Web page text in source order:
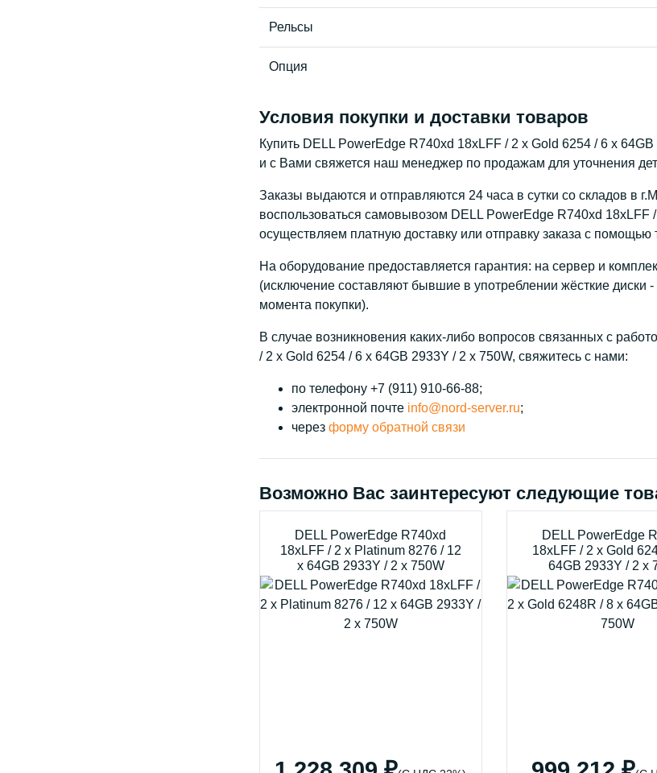
Рельсы
Опция
Условия покупки и доставки товаров
Купить DELL PowerEdge R740xd 18xLFF / 2 x Gold 6254 / 6 x
и с Вами свяжется наш менеджер по продажам для уточнения
Заказы выдаются и отправляются 24 часа в сутки со складов в
воспользоваться самовывозом DELL PowerEdge R740xd
осуществляем платную доставку или отправку заказа с
На оборудование предоставляется гарантия: на сервер и
(исключение составляют бывшие в употреблении жёсткие диски
момента покупки).
В случае возникновения каких-либо вопросов связанных с
/ 2 x Gold 6254 / 6 x 64GB 2933Y / 2 x 750W, свяжитесь с нами:
по телефону +7 (911) 910-66-88;
электронной почте info@nord-server.ru;
через форму обратной связи
Возможно Вас заинтересуют следующие
DELL PowerEdge R740xd
18xLFF / 2 x Platinum 8276 / 12
x 64GB 2933Y / 2 x 750W
DELL PowerEdge
18xLFF / 2 x Gold
64GB 2933Y / 2 x